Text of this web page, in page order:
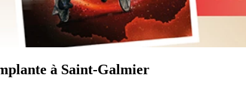
à Saint-Galmier